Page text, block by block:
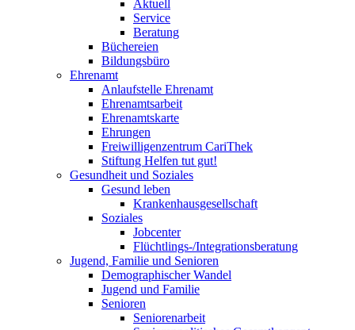
Aktuell
Service
Beratung
Büchereien
Bildungsbüro
Ehrenamt
Anlaufstelle Ehrenamt
Ehrenamtsarbeit
Ehrenamtskarte
Ehrungen
Freiwilligenzentrum CariThek
Stiftung Helfen tut gut!
Gesundheit und Soziales
Gesund leben
Krankenhausgesellschaft
Soziales
Jobcenter
Flüchtlings-/Integrationsberatung
Jugend, Familie und Senioren
Demographischer Wandel
Jugend und Familie
Senioren
Seniorenarbeit